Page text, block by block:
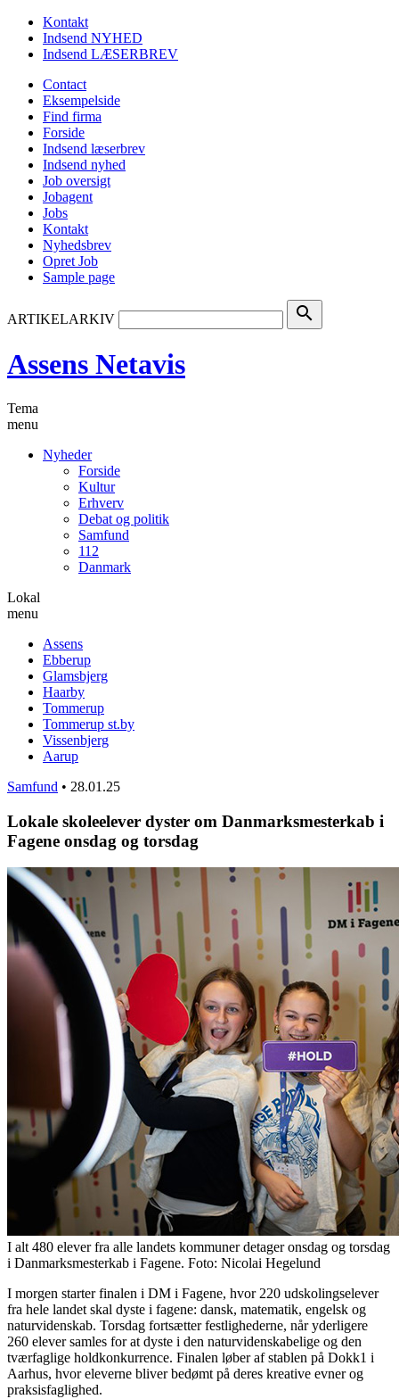
Kontakt
Indsend NYHED
Indsend LÆSERBREV
Contact
Eksempelside
Find firma
Forside
Indsend læserbrev
Indsend nyhed
Job oversigt
Jobagent
Jobs
Kontakt
Nyhedsbrev
Opret Job
Sample page
ARTIKELARKIV search
Assens Netavis
Tema
menu
Nyheder
Forside
Kultur
Erhverv
Debat og politik
Samfund
112
Danmark
Lokal
menu
Assens
Ebberup
Glamsbjerg
Haarby
Tommerup
Tommerup st.by
Vissenbjerg
Aarup
Samfund • 28.01.25
Lokale skoleelever dyster om Danmarksmesterkab i
Fagene onsdag og torsdag
I alt 480 elever fra alle landets kommuner detager onsdag og torsdag
i Danmarksmesterkab i Fagene. Foto: Nicolai Hegelund
I morgen starter finalen i DM i Fagene, hvor 220 udskolingselever
fra hele landet skal dyste i fagene: dansk, matematik, engelsk og
naturvidenskab. Torsdag fortsætter festlighederne, når yderligere
260 elever samles for at dyste i den naturvidenskabelige og den
tværfaglige holdkonkurrence. Finalen løber af stablen på Dokk1 i
Aarhus, hvor eleverne bliver bedømt på deres kreative evner og
praksisfaglighed.